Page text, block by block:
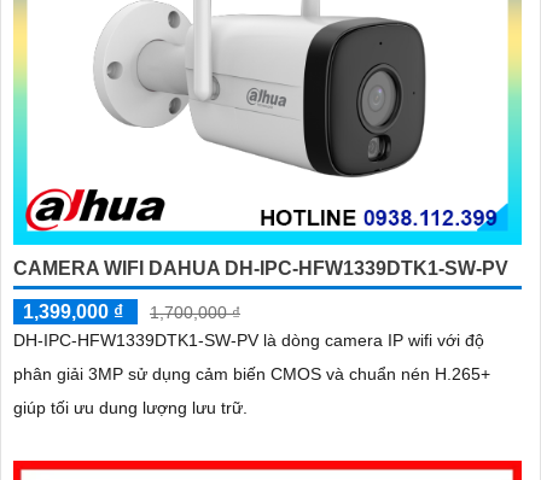
CAMERA WIFI DAHUA DH-IPC-HFW1339DTK1-SW-PV
1,399,000 ₫
1,700,000 ₫
DH-IPC-HFW1339DTK1-SW-PV là dòng camera IP wifi với độ
phân giải 3MP sử dụng cảm biến CMOS và chuẩn nén H.265+
giúp tối ưu dung lượng lưu trữ.